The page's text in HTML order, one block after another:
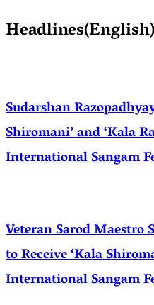
Headlines(English)
Sudarshan
Shiromani’ and ‘Kala
International Sangam
Veteran Sarod Maestro
to Receive ‘Kala
International Sangam